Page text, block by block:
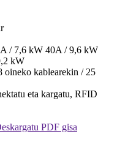
/ 7,6 kW 40A / 9,6 kW
kW
oineko kablearekin / 25
eta kargatu, RFID
PDF gisa